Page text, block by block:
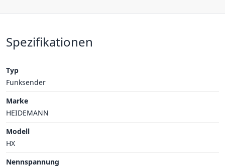
Spezifikationen
Typ
Funksender
Marke
HEIDEMANN
Modell
HX
Nennspannung